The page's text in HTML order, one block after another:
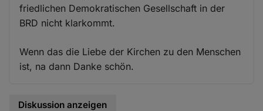
friedlichen Demokratischen Gesellschaft in der
BRD nicht klarkommt.
Wenn das die Liebe der Kirchen zu den Menschen
ist, na dann Danke schön.
Diskussion anzeigen